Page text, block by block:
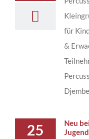
für
&
Djembe
25
Neu